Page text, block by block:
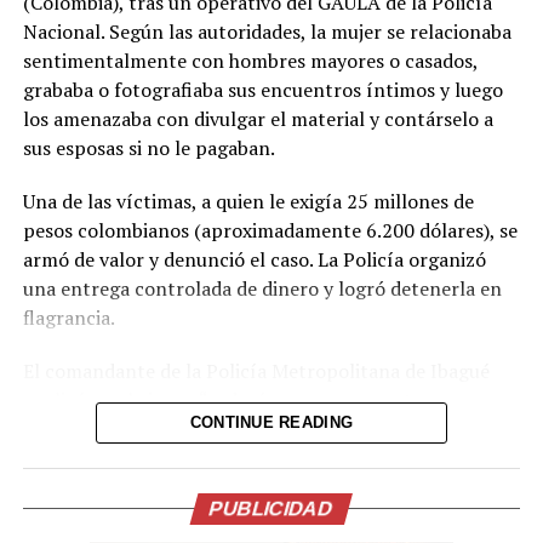
View this post on Instagram
La gobernadora de Chocó informó a través de X que en
Quibdó, capital de ese departamento, se reportaron
personas heridas y “daños graves en las edificaciones”.
Nacional. Según las autoridades, la mujer se relacionaba
sentimentalmente con hombres mayores o casados,
grababa o fotografiaba sus encuentros íntimos y luego
los amenazaba con divulgar el material y contárselo a
sus esposas si no le pagaban.
Una de las víctimas, a quien le exigía 25 millones de
pesos colombianos (aproximadamente 6.200 dólares), se
armó de valor y denunció el caso. La Policía organizó
una entrega controlada de dinero y logró detenerla en
flagrancia.
explicó que la joven “seducía con sus encantos a
hombres que tenían familia” y, una vez obtenía el
autoridades no descartan que existan más víctimas y
pidieron a quienes hayan sido afectados a interponer la
CONTINUE READING
PUBLICIDAD